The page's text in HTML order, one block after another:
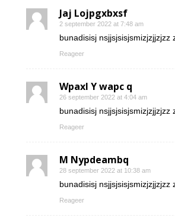
Jaj Lojpgxbxsf
2 september 2022 at 7:48 am
bunadisisj nsjjsjsisjsmizjzjjzjzz
Reageer
Wpaxl Y wapc q
26 september 2022 at 4:04 am
bunadisisj nsjjsjsisjsmizjzjjzjzz
Reageer
M Nypdeambq
28 september 2022 at 10:38 am
bunadisisj nsjjsjsisjsmizjzjjzjzz
Reageer